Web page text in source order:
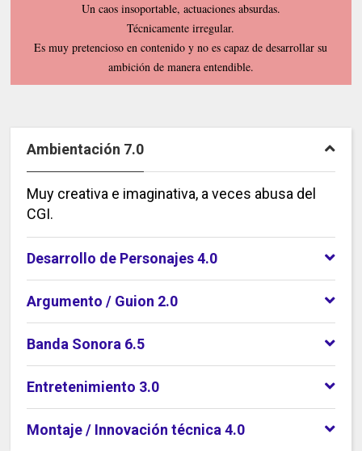
Un caos insoportable, actuaciones absurdas.
Técnicamente irregular.
Es muy pretencioso en contenido y no es capaz de desarrollar su
ambición de manera entendible.
Ambientación 7.0
Muy creativa e imaginativa, a veces abusa del
CGI.
Desarrollo de Personajes 4.0
Argumento / Guion 2.0
Banda Sonora 6.5
Entretenimiento 3.0
Montaje / Innovación técnica 4.0